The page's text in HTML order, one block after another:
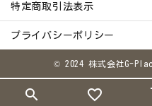
search favorite_border
特定商取引法表示
プライバシーポリシー
© 2024 株式会社G-